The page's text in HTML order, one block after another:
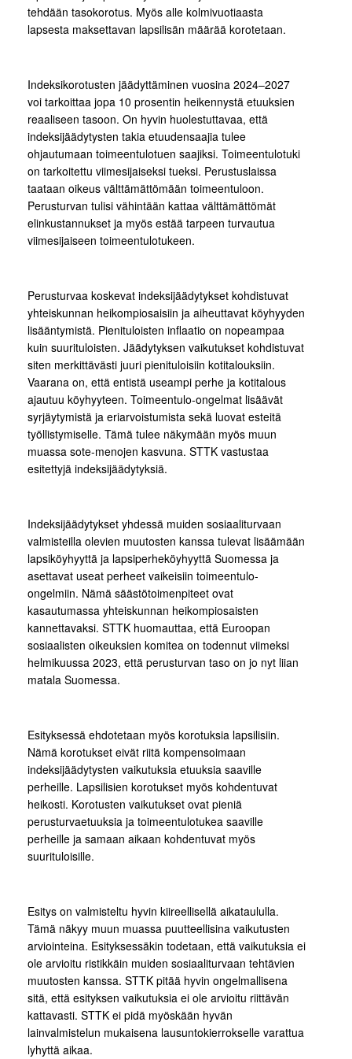
tehdään tasokorotus. Myös alle kolmivuotiaasta
lapsesta maksettavan lapsilisän määrää korotetaan.
Indeksikorotusten jäädyttäminen vuosina 2024‒2027
voi tarkoittaa jopa 10 prosentin heikennystä etuuksien
reaaliseen tasoon. On hyvin huolestuttavaa, että
indeksijäädytysten takia etuudensaajia tulee
ohjautumaan toimeentulotuen saajiksi. Toimeentulotuki
on tarkoitettu viimesijaiseksi tueksi. Perustuslaissa
taataan oikeus välttämättömään toimeentuloon.
Perusturvan tulisi vähintään kattaa välttämättömät
elinkustannukset ja myös estää tarpeen turvautua
viimesijaiseen toimeentulotukeen.
Perusturvaa koskevat indeksijäädytykset kohdistuvat
yhteiskunnan heikompiosaisiin ja aiheuttavat köyhyyden
lisääntymistä. Pienituloisten inflaatio on nopeampaa
kuin suurituloisten. Jäädytyksen vaikutukset kohdistuvat
siten merkittävästi juuri pienituloisiin kotitalouksiin.
Vaarana on, että entistä useampi perhe ja kotitalous
ajautuu köyhyyteen. Toimeentulo-ongelmat lisäävät
syrjäytymistä ja eriarvoistumista sekä luovat esteitä
työllistymiselle. Tämä tulee näkymään myös muun
muassa sote-menojen kasvuna. STTK vastustaa
esitettyjä indeksijäädytyksiä.
Indeksijäädytykset yhdessä muiden sosiaaliturvaan
valmisteilla olevien muutosten kanssa tulevat lisäämään
lapsiköyhyyttä ja lapsiperheköyhyyttä Suomessa ja
asettavat useat perheet vaikeisiin toimeentulo-
ongelmiin. Nämä säästötoimenpiteet ovat
kasautumassa yhteiskunnan heikompiosaisten
kannettavaksi. STTK huomauttaa, että Euroopan
sosiaalisten oikeuksien komitea on todennut viimeksi
helmikuussa 2023, että perusturvan taso on jo nyt liian
matala Suomessa.
Esityksessä ehdotetaan myös korotuksia lapsilisiin.
Nämä korotukset eivät riitä kompensoimaan
indeksijäädytysten vaikutuksia etuuksia saaville
perheille. Lapsilisien korotukset myös kohdentuvat
heikosti. Korotusten vaikutukset ovat pieniä
perusturvaetuuksia ja toimeentulotukea saaville
perheille ja samaan aikaan kohdentuvat myös
suurituloisille.
Esitys on valmisteltu hyvin kiireellisellä aikataululla.
Tämä näkyy muun muassa puutteellisina vaikutusten
arviointeina. Esityksessäkin todetaan, että vaikutuksia ei
ole arvioitu ristikkäin muiden sosiaaliturvaan tehtävien
muutosten kanssa. STTK pitää hyvin ongelmallisena
sitä, että esityksen vaikutuksia ei ole arvioitu riittävän
kattavasti. STTK ei pidä myöskään hyvän
lainvalmistelun mukaisena lausuntokierrokselle varattua
lyhyttä aikaa.